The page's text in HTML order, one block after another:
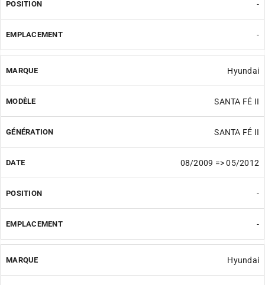
-
-
Hyundai
SANTA FÉ II
SANTA FÉ II
08/2009 => 05/2012
-
-
Hyundai